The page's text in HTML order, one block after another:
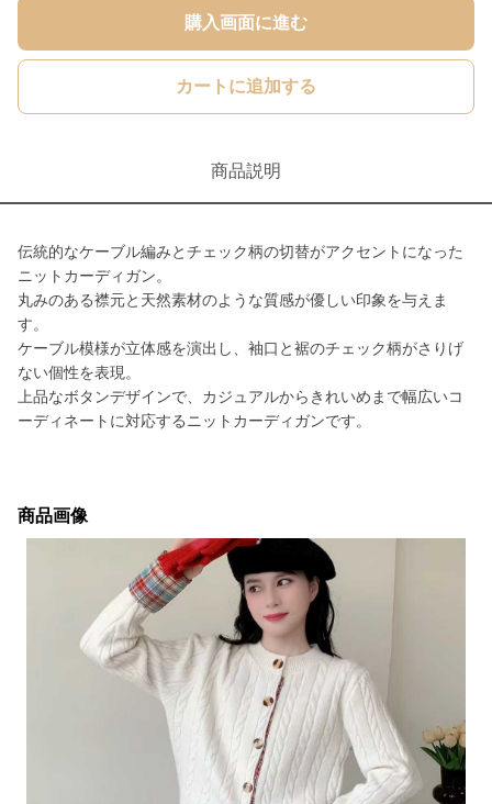
購入画面に進む
カートに追加する
商品説明
伝統的なケーブル編みとチェック柄の切替がアクセントになった
ニットカーディガン。
丸みのある襟元と天然素材のような質感が優しい印象を与えま
す。
ケーブル模様が立体感を演出し、袖口と裾のチェック柄がさりげ
ない個性を表現。
上品なボタンデザインで、カジュアルからきれいめまで幅広いコ
ーディネートに対応するニットカーディガンです。
商品画像